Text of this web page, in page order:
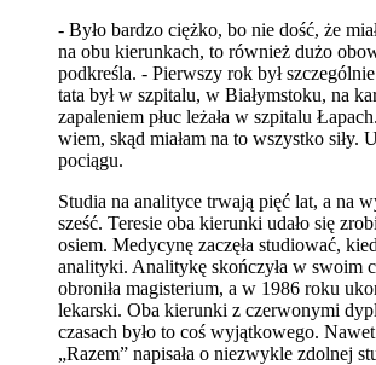
- Było bardzo ciężko, bo nie dość, że
na obu kierunkach, to również dużo
podkreśla. - Pierwszy rok był
tata był w szpitalu, w Białymstoku, na
zapaleniem płuc leżała w szpitalu
wiem, skąd miałam na to wszystko siły.
pociągu.
Studia na analityce trwają pięć lat, a na
sześć. Teresie oba kierunki udało się
osiem. Medycynę zaczęła studiować,
analityki. Analitykę skończyła w swoim
obroniła magisterium, a w 1986 roku
lekarski. Oba kierunki z czerwonymi
czasach było to coś wyjątkowego.
„Razem” napisała o niezwykle zdolnej